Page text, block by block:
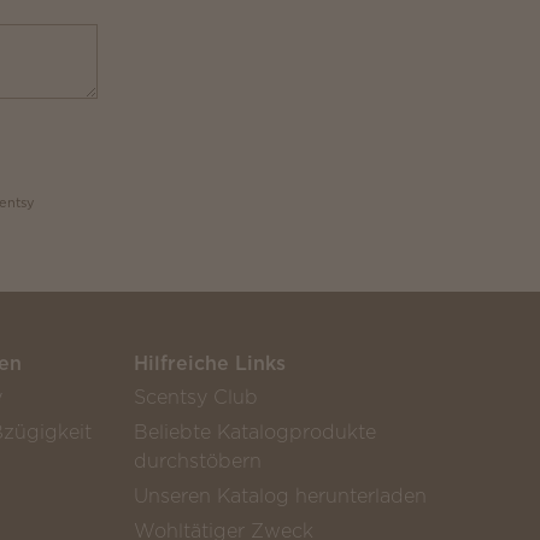
Hilfreiche Links
Scentsy Club
Beliebte Katalogprodukte
durchstöbern
Unseren Katalog herunterladen
Wohltätiger Zweck